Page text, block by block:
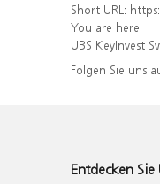
Short URL: https://
You are here:
UBS KeyInvest
Folgen Sie uns
Entdecken Sie